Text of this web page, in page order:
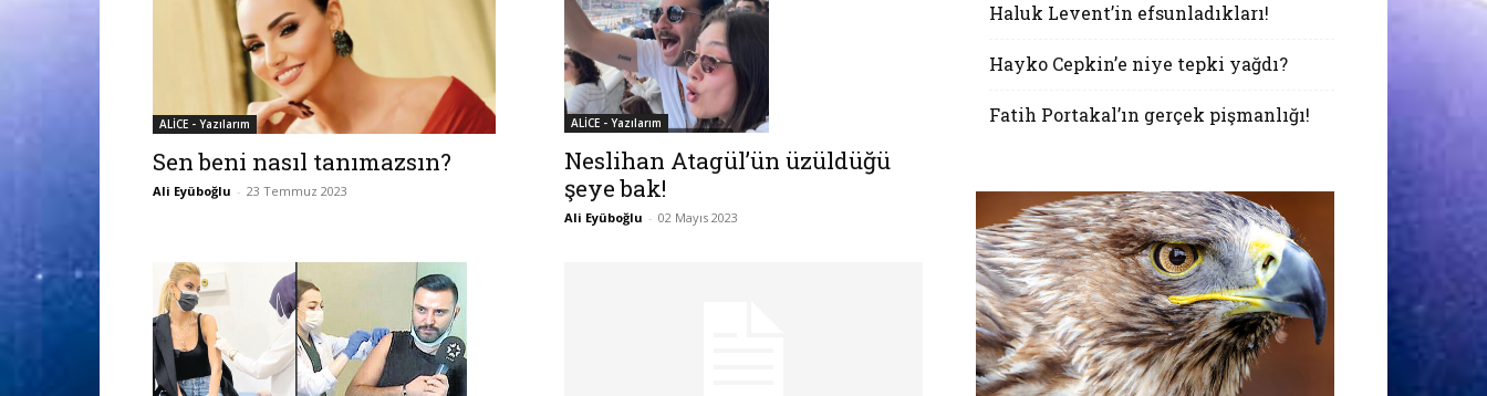
ALİCE - Yazılarım
Sen beni nasıl tanımazsın?
Ali Eyüboğlu - 23 Temmuz 2023
ALİCE - Yazılarım
Neslihan Atagül’ün üzüldüğü
şeye bak!
Ali Eyüboğlu - 02 Mayıs 2023
Haluk Levent’in efsunladıkları!
Hayko Cepkin’e niye tepki yağdı?
Fatih Portakal’ın gerçek pişmanlığı!